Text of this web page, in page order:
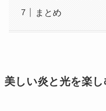
まとめ
美しい炎と光を楽